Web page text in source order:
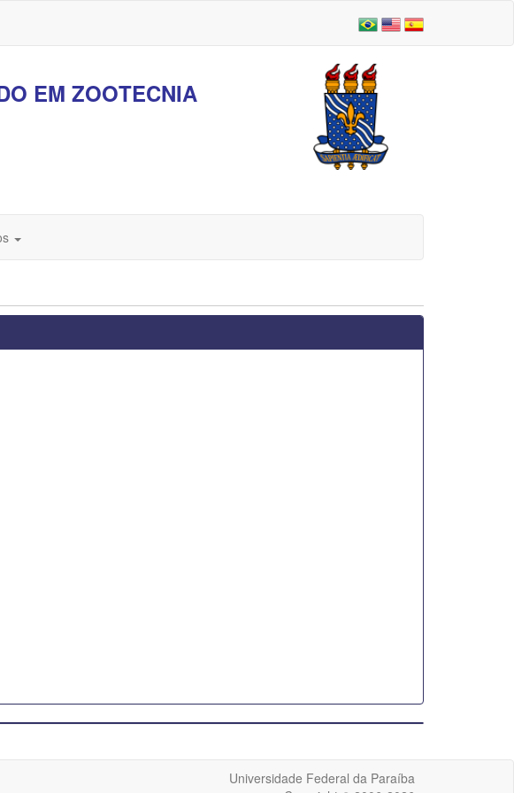
EM ZOOTECNIA
Universidade Federal da Paraíba